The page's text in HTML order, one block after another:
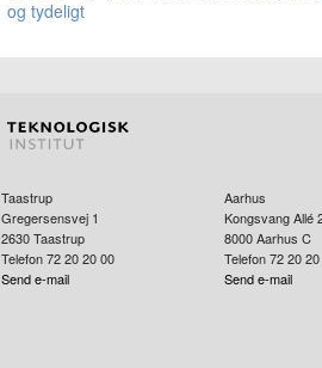
og tydeligt
Taastrup
Gregersensvej 1
2630Taastrup
Telefon 72 20 20 00
Send e-mail
Aarhus
Kongsvang Allé
8000 Aarhus C
Telefon 72 20
Send e-mail